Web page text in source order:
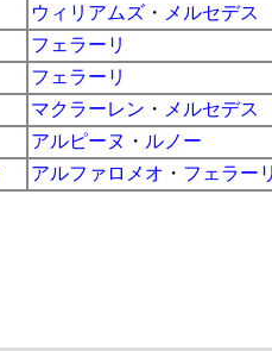
ウィリアムズ ・ メルセデス
フェラーリ
フェラーリ
マクラーレン ・ メルセデス
アルピーヌ ・ ルノー
アルファロメオ ・ フェラー